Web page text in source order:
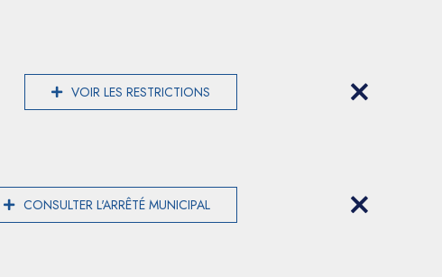
VOIR LES RESTRICTIONS
CONSULTER L'ARRÊTÉ MUNICIPAL